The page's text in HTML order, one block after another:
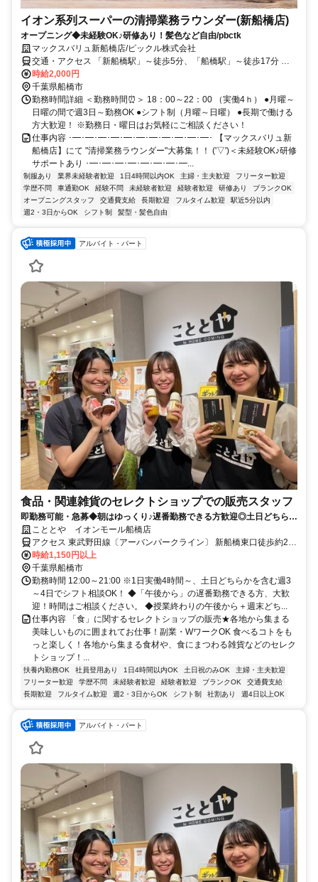
イオン系列スーパーの清掃業務ラウンダー(新船橋店)
オープニング◆未経験OK♪研修あり！髪色など自由/pbctk
マックスバリュ新船橋店/ピックル株式会社
交通・アクセス 「新船橋駅」～徒歩5分、「船橋駅」～徒歩17分 ★
車通勤OK ＜他、千葉エリアの複数店舗を運営管理していただきま
す！＞
時給2,000円
千葉県船橋市
勤務時間詳細 ＜勤務時間⏰＞ 18：00～22：00 （実働4ｈ） ●月曜～
日曜の間で週3日～勤務OK ●シフト制（月曜～日曜） ●長期で働ける
方大歓迎！ ※勤務日・曜日はお気軽にご相談ください！
仕事内容 ･━･━･━･━･━･━･━･━･━･━･━･ 【マックスバリュ新
船橋店】にて "清掃業務ラウンダー"大募集！！ ('▽')＜未経験OK♪研修
サポートあり ･━･━･━･━･━･━･━･━...
制服あり 業界未経験者歓迎 1日4時間以内OK 主婦・主夫歓迎
フリーター歓迎
学歴不問
車通勤OK 経験不問 未経験者歓迎 経験者歓迎 研修あり
ブランクOK
オープニングスタッフ
交通費支給 長期歓迎 フルタイム歓迎
駅近5分以内
週2・3日からOK
シフト制 髪型・髪色自由
アルバイト・パート
食品・関連雑貨のセレクトショップでの販売スタッフ
即勤務可能・急募◆朝はゆっくり♪遅番勤務できる方歓迎◎土日どちらか
を含む週3～4日でシフト相談OK！学生さんも働きやすい♪
こととや イオンモール船橋店
アクセス 東武野田線〔アーバンパークライン〕 新船橋東口徒歩約2
分、東葉高速線 東海神T4口徒歩約8分、京成本線 海神徒歩約12分 新
船橋駅より徒歩1分
時給1,150円以上
千葉県船橋市
勤務時間 12:00～21:00 ※1日実働4時間～、土日どちらかを含む週3
～4日でシフト相談OK！ ◆「午後から」の遅番勤務できる方、大歓
迎！時間はご相談ください。 ◆授業終わりの午後から＋週末どち...
仕事内容 「食」に関するセレクトショップの販売★各地から集まる
美味しいものに囲まれてお仕事！副業・WワークOK 食べるコトをも
っと楽しく！各地から集まる食材や、食にまつわる雑貨などのセレク
トショップ！...
扶養内勤務OK 社員登用あり 1日4時間以内OK 土日祝のみOK
主婦・主夫歓迎
フリーター歓迎
学歴不問 未経験者歓迎 経験者歓迎 ブランクOK
交通費支給
長期歓迎
フルタイム歓迎 週2・3日からOK シフト制 社割あり 週4日以上OK
アルバイト・パート